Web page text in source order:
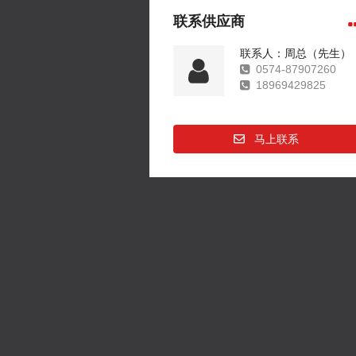
联系供应商
联系人：周总（先生）
0574-87907260
18969429825
马上联系